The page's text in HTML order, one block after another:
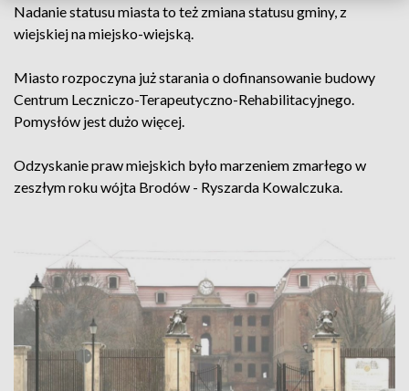
Nadanie statusu miasta to też zmiana statusu gminy, z
wiejskiej na miejsko-wiejską.
Miasto rozpoczyna już starania o dofinansowanie budowy
Centrum Leczniczo-Terapeutyczno-Rehabilitacyjnego.
Pomysłów jest dużo więcej.
Odzyskanie praw miejskich było marzeniem zmarłego w
zeszłym roku wójta Brodów - Ryszarda Kowalczuka.